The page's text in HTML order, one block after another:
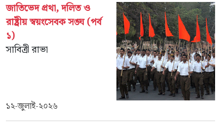
জাতিভেদ প্রথা, দলিত ও
রাষ্ট্রীয় স্বয়ংসেবক সঙ্ঘ (পর্ব
১)
সাবিত্রী রাভা
১২-জুলাই-২০২৬